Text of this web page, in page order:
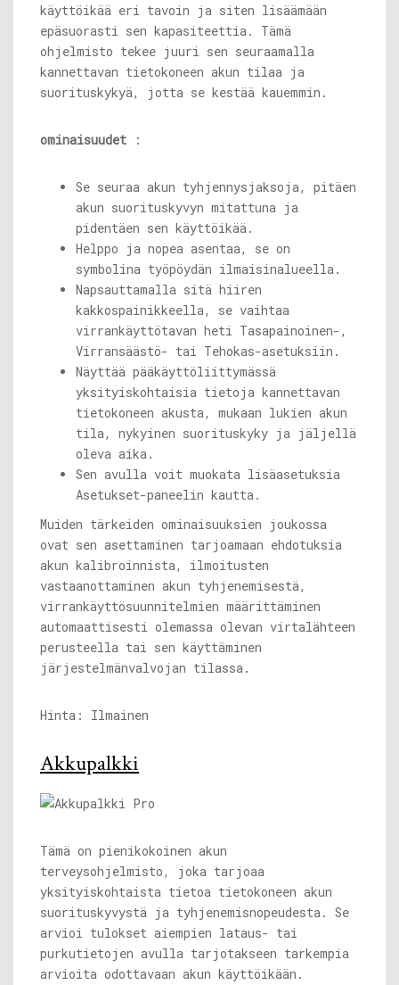
käyttöikää eri tavoin ja siten lisäämään
epäsuorasti sen kapasiteettia. Tämä
ohjelmisto tekee juuri sen seuraamalla
kannettavan tietokoneen akun tilaa ja
suorituskykyä, jotta se kestää kauemmin.
ominaisuudet :
Se seuraa akun tyhjennysjaksoja, pitäen
akun suorituskyvyn mitattuna ja
pidentäen sen käyttöikää.
Helppo ja nopea asentaa, se on
symbolina työpöydän ilmaisinalueella.
Napsauttamalla sitä hiiren
kakkospainikkeella, se vaihtaa
virrankäyttötavan heti Tasapainoinen-,
Virransäästö- tai Tehokas-asetuksiin.
Näyttää pääkäyttöliittymässä
yksityiskohtaisia ​​tietoja kannettavan
tietokoneen akusta, mukaan lukien akun
tila, nykyinen suorituskyky ja jäljellä
oleva aika.
Sen avulla voit muokata lisäasetuksia
Asetukset-paneelin kautta.
Muiden tärkeiden ominaisuuksien joukossa
ovat sen asettaminen tarjoamaan ehdotuksia
akun kalibroinnista, ilmoitusten
vastaanottaminen akun tyhjenemisestä,
virrankäyttösuunnitelmien määrittäminen
automaattisesti olemassa olevan virtalähteen
perusteella tai sen käyttäminen
järjestelmänvalvojan tilassa.
Hinta: Ilmainen
Akkupalkki
Tämä on pienikokoinen akun
terveysohjelmisto, joka tarjoaa
yksityiskohtaista tietoa tietokoneen akun
suorituskyvystä ja tyhjenemisnopeudesta. Se
arvioi tulokset aiempien lataus- tai
purkutietojen avulla tarjotakseen tarkempia
arvioita odottavaan akun käyttöikään.